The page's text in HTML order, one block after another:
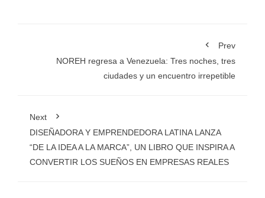
Prev
NOREH regresa a Venezuela: Tres noches, tres
ciudades y un encuentro irrepetible
Next
DISEÑADORA Y EMPRENDEDORA LATINA LANZA
“DE LA IDEA A LA MARCA”, UN LIBRO QUE INSPIRA A
CONVERTIR LOS SUEÑOS EN EMPRESAS REALES